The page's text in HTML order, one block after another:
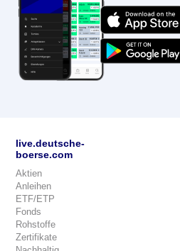
live.deutsche-
boerse.com
Aktien
Anleihen
ETF/ETP
Fonds
Rohstoffe
Zertifikate